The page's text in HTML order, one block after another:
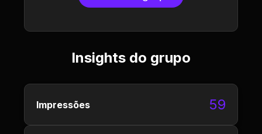
Insights do grupo
Impressões 59